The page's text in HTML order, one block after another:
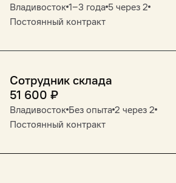
Владивосток 1‒3 года 5 через 2
Постоянный контракт
Сотрудник склада
51 600 ₽
Владивосток Без опыта 2 через 2
Постоянный контракт